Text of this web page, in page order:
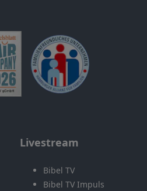
Livestream
Bibel TV
Bibel TV Impuls